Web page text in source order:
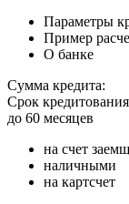
Параметры
Пример
О банке
Сумма кредита:
Срок
до 60 месяцев
на счет
наличными
на картсчет